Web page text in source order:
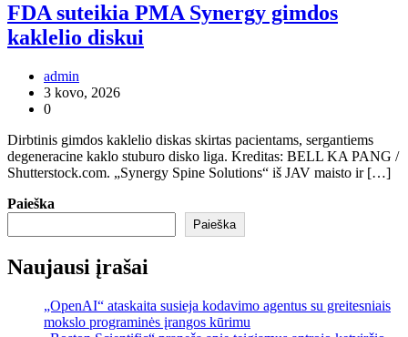
FDA suteikia PMA Synergy gimdos
kaklelio diskui
admin
3 kovo, 2026
0
Dirbtinis gimdos kaklelio diskas skirtas pacientams, sergantiems
degeneracine kaklo stuburo disko liga. Kreditas: BELL KA PANG /
Shutterstock.com. „Synergy Spine Solutions“ iš JAV maisto ir […]
Paieška
Paieška
Naujausi įrašai
„OpenAI“ ataskaita susieja kodavimo agentus su greitesniais
mokslo programinės įrangos kūrimu